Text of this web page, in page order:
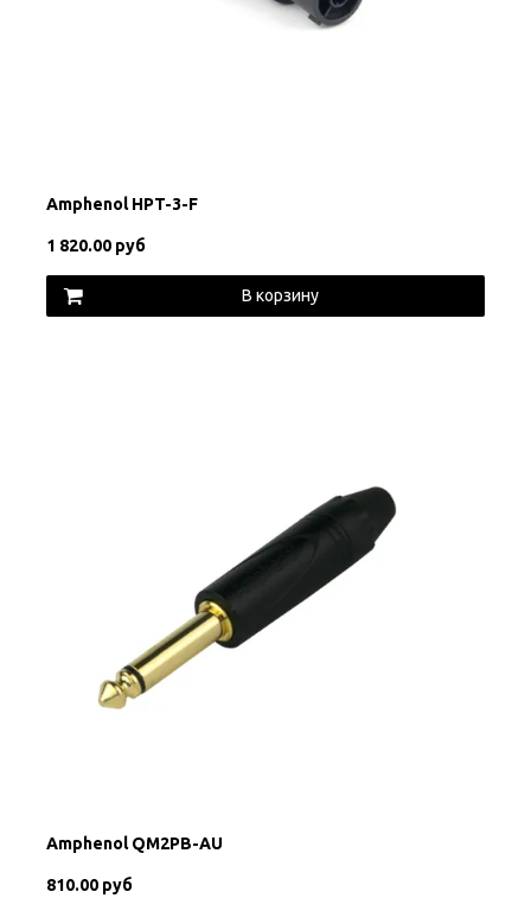
Amphenol HPT-3-F
1 820.00 руб
В корзину
Amphenol QM2PB-AU
810.00 руб